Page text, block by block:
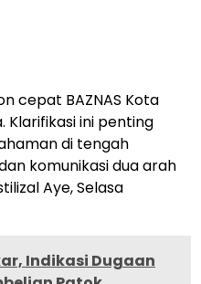
cepat BAZNAS Kota
Klarifikasi ini penting
di tengah
komunikasi dua arah
Aye, Selasa
Indikasi Dugaan